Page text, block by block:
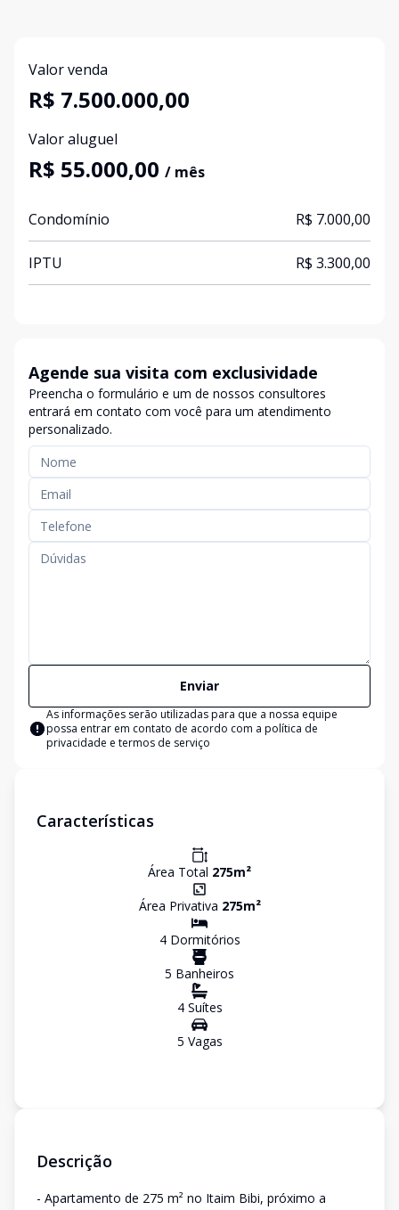
Valor venda
R$ 7.500.000,00
Valor aluguel
R$ 55.000,00 / mês
Condomínio R$ 7.000,00
IPTU R$ 3.300,00
Agende sua visita com exclusividade
Preencha o formulário e um de nossos consultores
entrará em contato com você para um atendimento
personalizado.
Enviar
As informações serão utilizadas para que a nossa equipe
possa entrar em contato de acordo com a política de
privacidade e termos de serviço
Características
Área Total 275m²
Área Privativa 275m²
4Dormitórios
5 Banheiros
4Suítes
5 Vagas
Descrição
- Apartamento de 275 m² no Itaim Bibi, próximo a